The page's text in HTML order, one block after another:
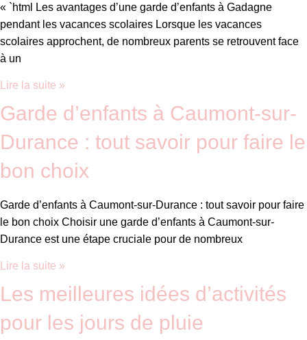
« `html Les avantages d’une garde d’enfants à Gadagne
pendant les vacances scolaires Lorsque les vacances
scolaires approchent, de nombreux parents se retrouvent face
à un
Lire la suite »
Garde d’enfants à Caumont-sur-
Durance : tout savoir pour faire le
bon choix
Garde d’enfants à Caumont-sur-Durance : tout savoir pour faire
le bon choix Choisir une garde d’enfants à Caumont-sur-
Durance est une étape cruciale pour de nombreux
Lire la suite »
Les meilleures idées d’activités
pour les jours de pluie